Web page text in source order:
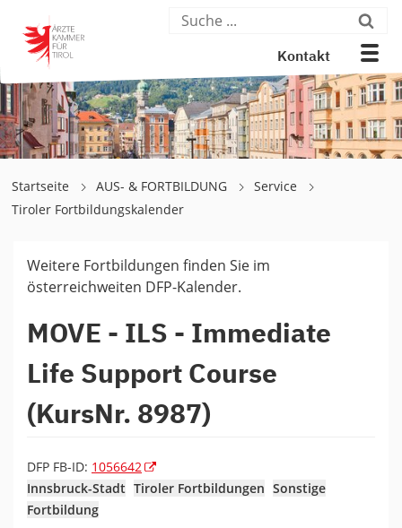
Kontakt
Startseite AUS- & FORTBILDUNG
Service
Tiroler Fortbildungskalender
Weitere Fortbildungen finden Sie im
österreichweiten DFP-Kalender.
MOVE - ILS - Immediate
Life Support Course
(KursNr. 8987)
DFP FB-ID: 1056642
Innsbruck-Stadt Tiroler Fortbildungen Sonstige
Fortbildung